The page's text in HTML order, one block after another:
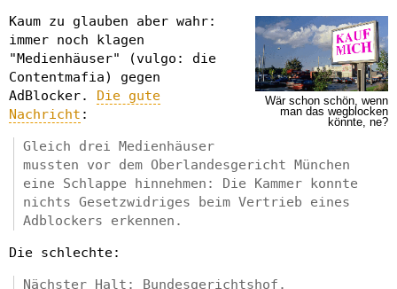
Wär schon schön, wenn
man das wegblocken
könnte, ne?
Kaum zu glauben aber wahr:
immer noch klagen
"Medienhäuser" (vulgo: die
Contentmafia) gegen
AdBlocker.
Die gute
Nachricht :
Gleich drei Medienhäuser
mussten vor dem Oberlandesgericht München
eine Schlappe hinnehmen: Die Kammer konnte
nichts Gesetzwidriges beim Vertrieb eines
Adblockers erkennen.
Die schlechte:
Nächster Halt: Bundesgerichtshof.